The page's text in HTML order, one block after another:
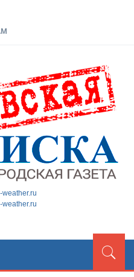
ГОРОДСКАЯ
weather.ru
weather.ru